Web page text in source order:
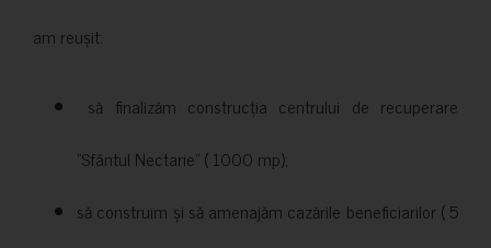
am reușit:
să finalizăm construcția centrului de recuperare
”Sfântul Nectarie” ( 1000 mp);
să construim și să amenajăm cazările beneficiarilor ( 5